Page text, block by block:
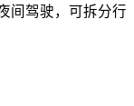
间驾驶，可拆分行